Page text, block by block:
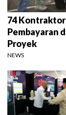
74 Kontraktor
Pembayaran
Proyek
NEWS